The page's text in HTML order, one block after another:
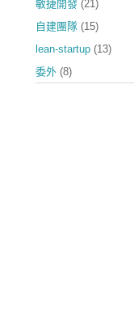
敏捷開發 (21)
自建團隊 (15)
lean-startup (13)
委外 (8)